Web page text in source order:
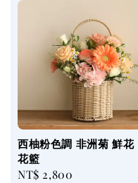
西柚粉色調 非洲菊 鮮花
花籃
Regular
NT$ 2,800